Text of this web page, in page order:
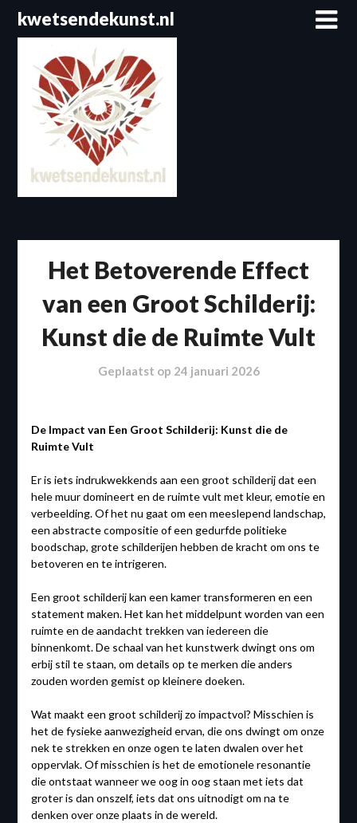
Spring
naar
inhoud
kwetsendekunst.nl
Het Betoverende Effect
van een Groot Schilderij:
Kunst die de Ruimte Vult
Geplaatst op 24 januari 2026
De Impact van Een Groot Schilderij: Kunst die de
Ruimte Vult
Er is iets indrukwekkends aan een groot schilderij dat een
hele muur domineert en de ruimte vult met kleur, emotie en
verbeelding. Of het nu gaat om een meeslepend landschap,
een abstracte compositie of een gedurfde politieke
boodschap, grote schilderijen hebben de kracht om ons te
betoveren en te intrigeren.
Een groot schilderij kan een kamer transformeren en een
statement maken. Het kan het middelpunt worden van een
ruimte en de aandacht trekken van iedereen die
binnenkomt. De schaal van het kunstwerk dwingt ons om
erbij stil te staan, om details op te merken die anders
zouden worden gemist op kleinere doeken.
Wat maakt een groot schilderij zo impactvol? Misschien is
het de fysieke aanwezigheid ervan, die ons dwingt om onze
nek te strekken en onze ogen te laten dwalen over het
oppervlak. Of misschien is het de emotionele resonantie
die ontstaat wanneer we oog in oog staan met iets dat
groter is dan onszelf, iets dat ons uitnodigt om na te
denken over onze plaats in de wereld.